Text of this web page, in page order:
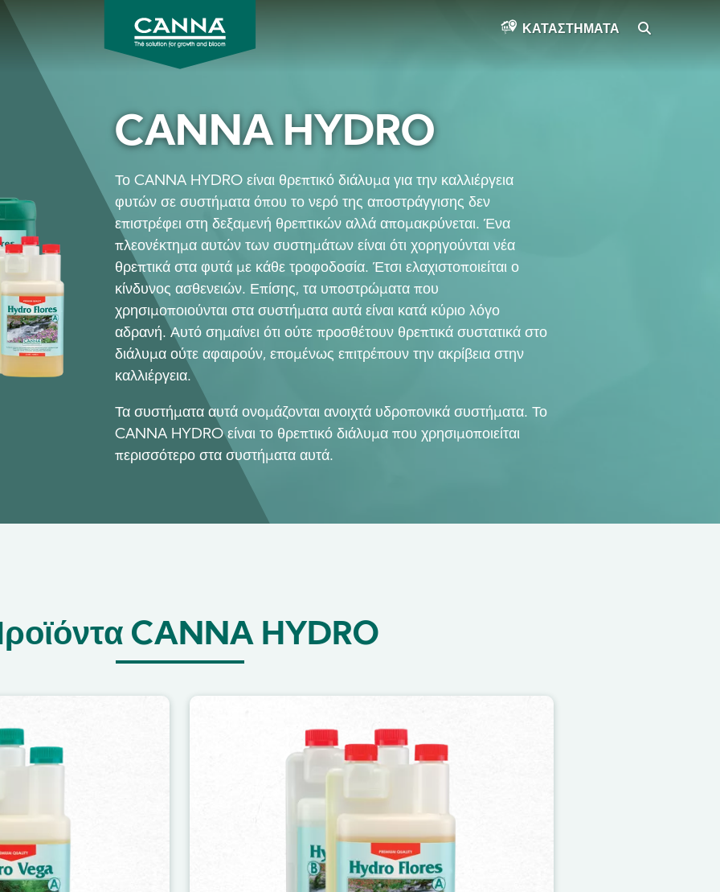
ΚΑΤΑΣΤΉΜΑΤΑ
CANNA HYDRO
Το CANNA HYDRO είναι θρεπτικό διάλυμα για την καλλιέργεια
φυτών σε συστήματα όπου το νερό της αποστράγγισης δεν
επιστρέφει στη δεξαμενή θρεπτικών αλλά απομακρύνεται. Ένα
πλεονέκτημα αυτών των συστημάτων είναι ότι χορηγούνται νέα
θρεπτικά στα φυτά με κάθε τροφοδοσία. Έτσι ελαχιστοποιείται ο
κίνδυνος ασθενειών. Επίσης, τα υποστρώματα που
χρησιμοποιούνται στα συστήματα αυτά είναι κατά κύριο λόγο
αδρανή. Αυτό σημαίνει ότι ούτε προσθέτουν θρεπτικά συστατικά στο
διάλυμα ούτε αφαιρούν, επομένως επιτρέπουν την ακρίβεια στην
καλλιέργεια.
Τα συστήματα αυτά ονομάζονται ανοιχτά υδροπονικά συστήματα. Το
CANNA HYDRO είναι το θρεπτικό διάλυμα που χρησιμοποιείται
περισσότερο στα συστήματα αυτά.
CANNA HYDRO